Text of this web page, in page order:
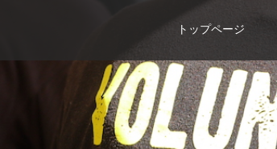
トップページ